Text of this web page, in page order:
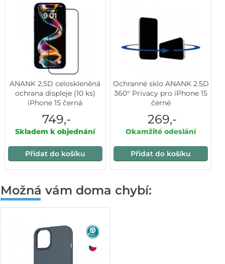
ANANK 2.5D celoskleněná
ochrana displeje (10 ks)
iPhone 15 černá
749,-
Skladem k objednání
Přidat do košíku
Ochranné sklo ANANK 2.5D
360° Privacy pro iPhone 15
černé
269,-
Okamžité odeslání
Přidat do košíku
Možná vám doma chybí: